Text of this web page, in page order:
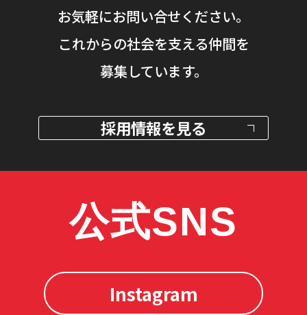
お気軽にお問い合せください。
これからの社会を支える仲間を
募集しています。
採用情報を見る
公式SNS
Instagram